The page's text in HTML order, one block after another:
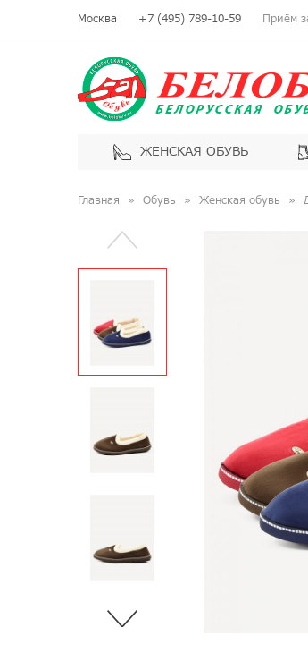
Москва +7 (495) 789-10-59 Приём
ЖЕНСКАЯ ОБУВЬ
Главная Обувь Женская обувь